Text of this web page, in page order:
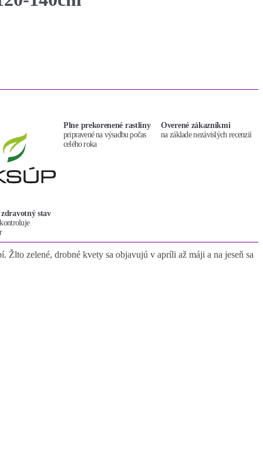
stav
Plne prekorenené rastliny
pripravené na výsadbu počas
celého roka
Overené zákazníkmi
na základe nezávislých recenzií
zelené, drobné kvety sa objavujú v apríli až máji a na jeseň sa